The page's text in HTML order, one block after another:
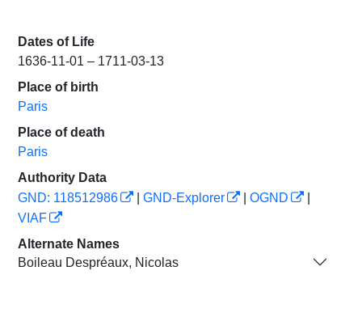
Dates of Life
1636-11-01 – 1711-03-13
Place of birth
Paris
Place of death
Paris
Authority Data
GND: 118512986
GND-Explorer OGND
VIAF
Alternate Names
Boileau Despréaux, Nicolas